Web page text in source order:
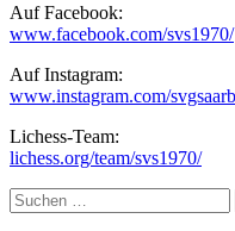
Auf Facebook:
www.facebook.com/svs1970/
Auf Instagram:
www.instagram.com/
Lichess-Team:
lichess.org/team/svs1970/
Suche